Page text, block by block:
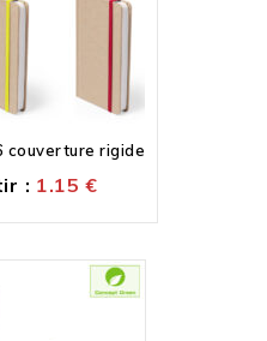
couverture rigide
: 1.15€